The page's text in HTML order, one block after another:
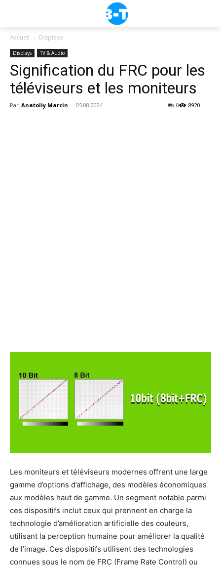
Accueil Displays
Displays TV & Audio
Signification du FRC pour les
téléviseurs et les moniteurs
Par Anatoliy Marcin - 05.08.2024 8920
0
Les moniteurs et téléviseurs modernes offrent une large
gamme d’options d’affichage, des modèles économiques
aux modèles haut de gamme. Un segment notable parmi
ces dispositifs inclut ceux qui prennent en charge la
technologie d’amélioration artificielle des couleurs,
utilisant la perception humaine pour améliorer la qualité
de l’image. Ces dispositifs utilisent des technologies
connues sous le nom de FRC (Frame Rate Control) ou